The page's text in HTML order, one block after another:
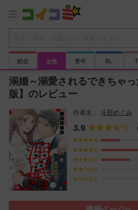
総合 女性 青年 BL
溺婚～溺愛されるできちゃ
版】のレビュー
斗田めぐみ
3.9